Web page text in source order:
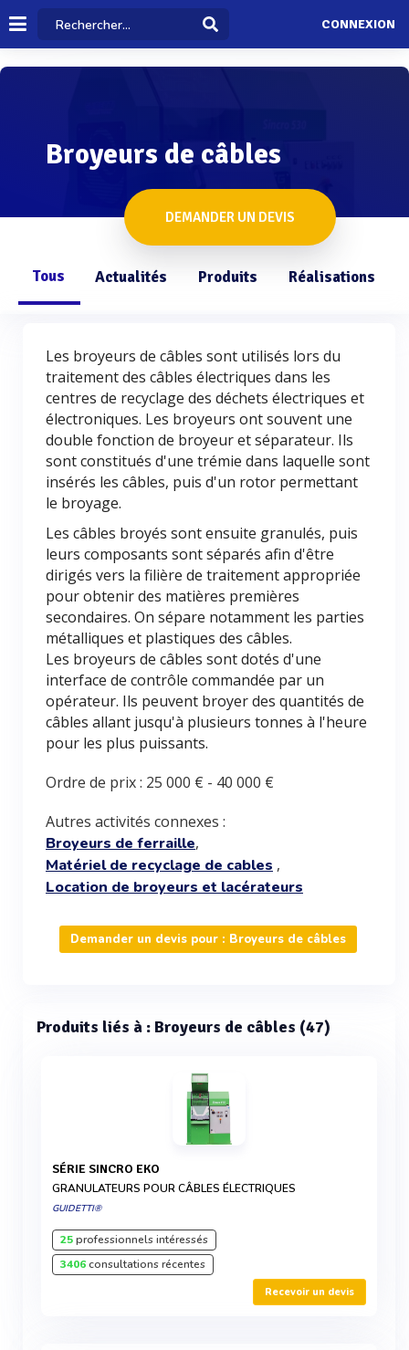
CONNEXION
Broyeurs de câbles
DEMANDER UN DEVIS
Tous Actualités Produits Réalisations
Les broyeurs de câbles sont utilisés lors du
traitement des câbles électriques dans les
centres de recyclage des déchets électriques et
électroniques. Les broyeurs ont souvent une
double fonction de broyeur et séparateur. Ils
sont constitués d'une trémie dans laquelle sont
insérés les câbles, puis d'un rotor permettant
le broyage.
Les câbles broyés sont ensuite granulés, puis
leurs composants sont séparés afin d'être
dirigés vers la filière de traitement appropriée
pour obtenir des matières premières
secondaires. On sépare notamment les parties
métalliques et plastiques des câbles.
Les broyeurs de câbles sont dotés d'une
interface de contrôle commandée par un
opérateur. Ils peuvent broyer des quantités de
câbles allant jusqu'à plusieurs tonnes à l'heure
pour les plus puissants.
Ordre de prix : 25 000 € - 40 000 €
Autres activités connexes :
Broyeurs de ferraille,
Matériel de recyclage de cables ,
Location de broyeurs et lacérateurs
Demander un devis pour : Broyeurs de câbles
Produits liés à : Broyeurs de câbles (47)
SÉRIE SINCRO EKO
GRANULATEURS POUR CÂBLES ÉLECTRIQUES
GUIDETTI®
25professionnels intéressés
3406consultations récentes
Recevoir un devis